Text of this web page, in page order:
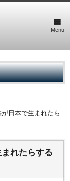
Menu
日本で生まれたら
れたらする